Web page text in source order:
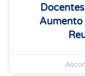
Aumento